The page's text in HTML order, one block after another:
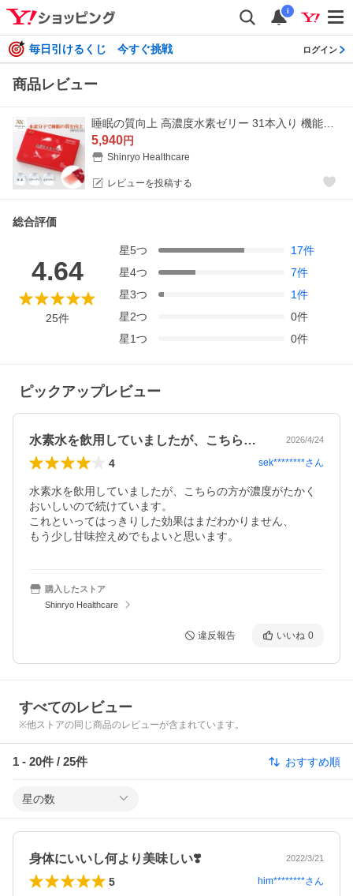
i
毎日引けるくじ 今すぐ挑戦 ログイン
商品レビュー
5,940円
Shinryo Healthcare
レビューを投稿する
総合評価
4.64
25件
星5つ 17件
星4つ 7件
星3つ 1件
星2つ 0件
星1つ 0件
ピックアップレビュー
水素水を飲用していましたが、こちらの方… 2026/4/24
4 sek********さん
水素水を飲用していましたが、こちらの方が濃度がたかく
おいしいので続けています。
これといってはっきりした効果はまだわかりません、
もう少し甘味控えめでもよいと思います。
購入したストア
Shinryo Healthcare
違反報告 いいね 0
すべてのレビュー
※他ストアの同じ商品のレビューが含まれています。
1 - 20件 / 25件 おすすめ順
星の数
身体にいいし何より美味しい❣️ 2022/3/21
5 him********さん